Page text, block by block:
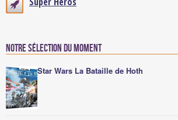
Notre sélection du moment
Star Wars La Bataille de Hoth